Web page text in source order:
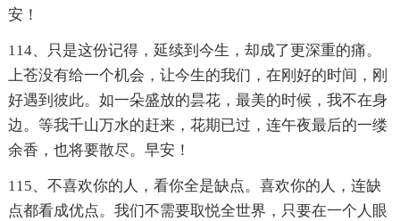
安！
114、只是这份记得，延续到今生，却成了更深重的痛。
上苍没有给一个机会，让今生的我们，在刚好的时间，刚
好遇到彼此。如一朵盛放的昙花，最美的时候，我不在身
边。等我千山万水的赶来，花期已过，连午夜最后的一缕
余香，也将要散尽。早安！
115、不喜欢你的人，看你全是缺点。喜欢你的人，连缺
点都看成优点。我们不需要取悦全世界，只要在一个人眼